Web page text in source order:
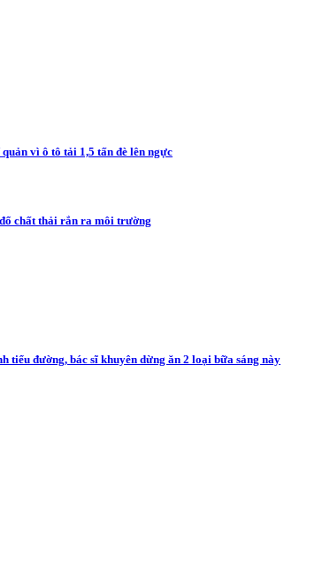
vì ô tô tải 1,5 tấn đè lên ngực
chất thải rắn ra môi trường
tiểu đường, bác sĩ khuyên dừng ăn 2 loại bữa sáng này